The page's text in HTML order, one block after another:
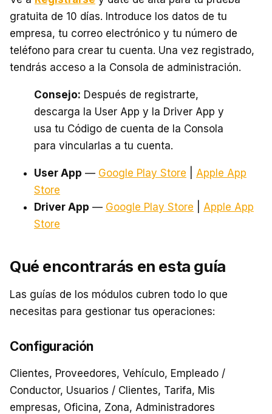
gratuita de 10 días. Introduce los datos de tu
empresa, tu correo electrónico y tu número de
teléfono para crear tu cuenta. Una vez registrado,
tendrás acceso a la Consola de administración.
Consejo: Después de registrarte,
descarga la User App y la Driver App y
usa tu Código de cuenta de la Consola
para vincularlas a tu cuenta.
User App — Google Play Store
Apple App
Store
Driver App — Google Play Store
Apple App
Store
Qué encontrarás en esta guía
Las guías de los módulos cubren todo lo que
necesitas para gestionar tus operaciones:
Configuración
Clientes, Proveedores, Vehículo, Empleado /
Conductor, Usuarios / Clientes, Tarifa, Mis
empresas, Oficina, Zona, Administradores